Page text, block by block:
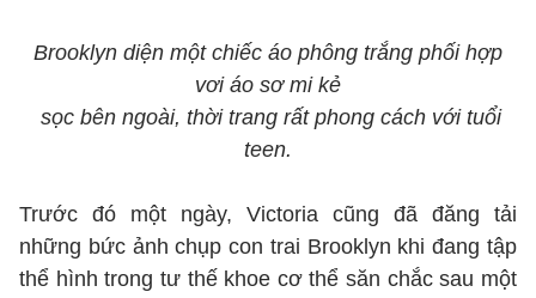
Brooklyn diện một chiếc áo phông trắng phối hợp
vơi áo sơ mi kẻ
sọc bên ngoài, thời trang rất phong cách với tuổi
teen.
Trước đó một ngày, Victoria cũng đã đăng tải
những bức ảnh chụp con trai Brooklyn khi đang tập
thể hình trong tư thế khoe cơ thể săn chắc sau một